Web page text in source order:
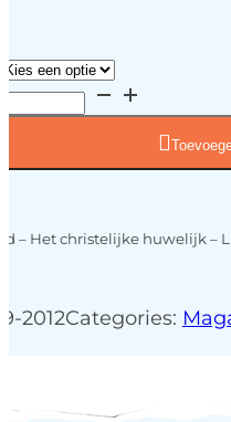
2012Categories:
– Het christelijke huwelijk –